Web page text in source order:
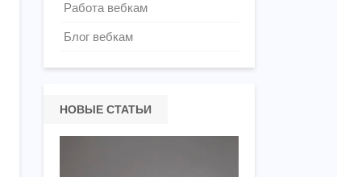
Работа вебкам
Блог вебкам
НОВЫЕ СТАТЬИ